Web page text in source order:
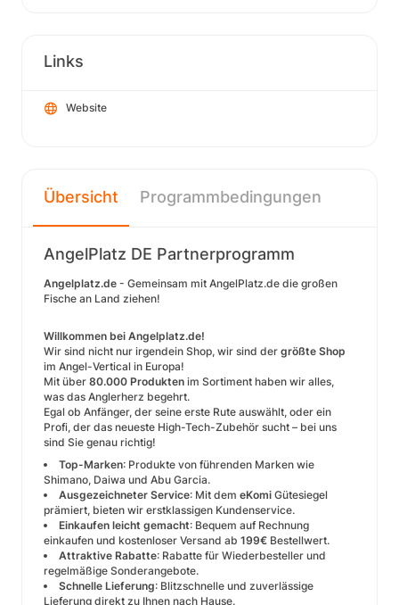
Links
Website
Übersicht Programmbedingungen
AngelPlatz DE Partnerprogramm
Angelplatz.de - Gemeinsam mit AngelPlatz.de die großen
Fische an Land ziehen!
Willkommen bei Angelplatz.de!
Wir sind nicht nur irgendein Shop, wir sind der größte Shop
im Angel-Vertical in Europa!
Mit über 80.000 Produkten im Sortiment haben wir alles,
was das Anglerherz begehrt.
Egal ob Anfänger, der seine erste Rute auswählt, oder ein
Profi, der das neueste High-Tech-Zubehör sucht – bei uns
sind Sie genau richtig!
Top-Marken: Produkte von führenden Marken wie
Shimano, Daiwa und Abu Garcia.
Ausgezeichneter Service: Mit dem eKomi Gütesiegel
prämiert, bieten wir erstklassigen Kundenservice.
Einkaufen leicht gemacht: Bequem auf Rechnung
einkaufen und kostenloser Versand ab 199€ Bestellwert.
Attraktive Rabatte: Rabatte für Wiederbesteller und
regelmäßige Sonderangebote.
Schnelle Lieferung: Blitzschnelle und zuverlässige
Lieferung direkt zu Ihnen nach Hause.